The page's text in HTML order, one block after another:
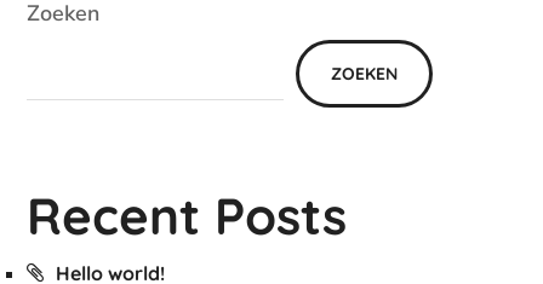
Zoeken
ZOEKEN
Recent Posts
Hello world!